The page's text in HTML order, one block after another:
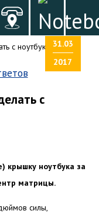
31.03
2017
с
крышку ноутбука за
матрицы.
силы,